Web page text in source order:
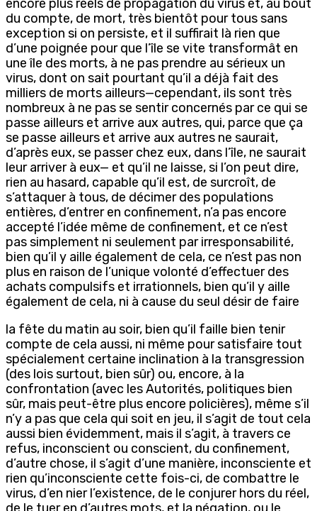
encore plus réels de propagation du virus et, au bout
du compte, de mort, très bientôt pour tous sans
exception si on persiste, et il suffirait là rien que
d’une poignée pour que l’île se vite transformât en
une île des morts, à ne pas prendre au sérieux un
virus, dont on sait pourtant qu’il a déjà fait des
milliers de morts ailleurs—cependant, ils sont très
nombreux à ne pas se sentir concernés par ce qui se
passe ailleurs et arrive aux autres, qui, parce que ça
se passe ailleurs et arrive aux autres ne saurait,
d’après eux, se passer chez eux, dans l’île, ne saurait
leur arriver à eux— et qu’il ne laisse, si l’on peut dire,
rien au hasard, capable qu’il est, de surcroît, de
s’attaquer à tous, de décimer des populations
entières, d’entrer en confinement, n’a pas encore
accepté l’idée même de confinement, et ce n’est
pas simplement ni seulement par irresponsabilité,
bien qu’il y aille également de cela, ce n’est pas non
plus en raison de l’unique volonté d’effectuer des
achats compulsifs et irrationnels, bien qu’il y aille
également de cela, ni à cause du seul désir de faire
la fête du matin au soir, bien qu’il faille bien tenir
compte de cela aussi, ni même pour satisfaire tout
spécialement certaine inclination à la transgression
(des lois surtout, bien sûr) ou, encore, à la
confrontation (avec les Autorités, politiques bien
sûr, mais peut-être plus encore policières), même s’il
n’y a pas que cela qui soit en jeu, il s’agit de tout cela
aussi bien évidemment, mais il s’agit, à travers ce
refus, inconscient ou conscient, du confinement,
d’autre chose, il s’agit d’une manière, inconsciente et
rien qu’inconsciente cette fois-ci, de combattre le
virus, d’en nier l’existence, de le conjurer hors du réel,